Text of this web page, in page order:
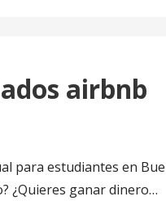
airbnb
para estudiantes en
¿Quieres ganar dinero…